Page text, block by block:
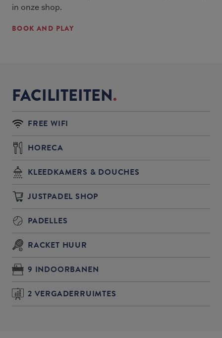
in onze shop.
BOOK AND PLAY
FACILITEITEN
FREE WIFI
HORECA
KLEEDKAMERS & DOUCHES
JUSTPADEL SHOP
PADELLES
RACKET HUUR
9 INDOORBANEN
2 VERGADERRUIMTES